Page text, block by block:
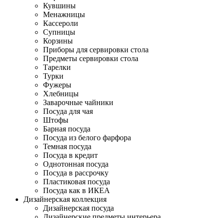
Кувшины
Менажницы
Кассероли
Супницы
Корзины
Приборы для сервировки стола
Предметы сервировки стола
Тарелки
Турки
Фужеры
Хлебницы
Заварочные чайники
Посуда для чая
Штофы
Барная посуда
Посуда из белого фарфора
Темная посуда
Посуда в кредит
Однотонная посуда
Посуда в рассрочку
Пластиковая посуда
Посуда как в ИКЕА
Дизайнерская коллекция
Дизайнерская посуда